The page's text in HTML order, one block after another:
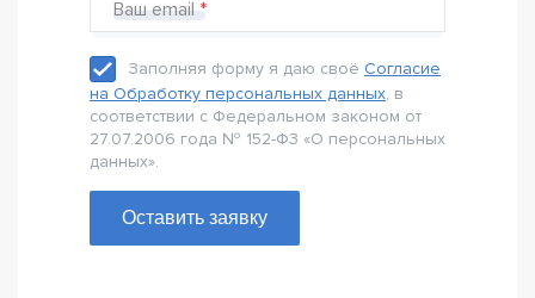
Ваш email
Заполняя форму я даю своё Согласие
на Обработку персональных данных, в
соответствии с Федеральном законом от
27.07.2006 года № 152-Ф3 «О персональных
данных».
Оставить заявку